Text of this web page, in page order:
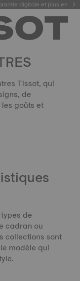
digitale et plus
Tissot, qui
de
goûts et
de
cadran ou
collections sont
modèle qui